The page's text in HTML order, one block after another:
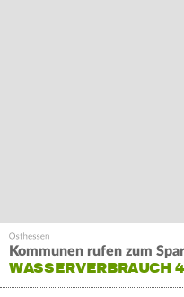
Kommunen rufen zum
WASSERVERBRAUCH